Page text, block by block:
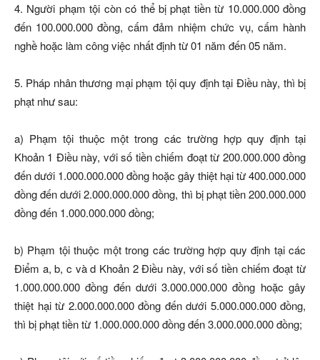
4. Người phạm tội còn có thể bị phạt tiền từ 10.000.000 đồng
đến 100.000.000 đồng, cấm đảm nhiệm chức vụ, cấm hành
nghề hoặc làm công việc nhất định từ 01 năm đến 05 năm.
5. Pháp nhân thương mại phạm tội quy định tại Điều này, thì bị
phạt như sau:
a) Phạm tội thuộc một trong các trường hợp quy định tại
Khoản 1 Điều này, với số tiền chiếm đoạt từ 200.000.000 đồng
đến dưới 1.000.000.000 đồng hoặc gây thiệt hại từ 400.000.000
đồng đến dưới 2.000.000.000 đồng, thì bị phạt tiền 200.000.000
đồng đến 1.000.000.000 đồng;
b) Phạm tội thuộc một trong các trường hợp quy định tại các
Điểm a, b, c và d Khoản 2 Điều này, với số tiền chiếm đoạt từ
1.000.000.000 đồng đến dưới 3.000.000.000 đồng hoặc gây
thiệt hại từ 2.000.000.000 đồng đến dưới 5.000.000.000 đồng,
thì bị phạt tiền từ 1.000.000.000 đồng đến 3.000.000.000 đồng;